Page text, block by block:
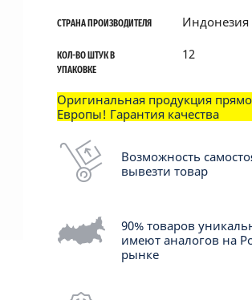
СТРАНА ПРОИЗВОДИТЕЛЯ Индонезия
КОЛ-ВО ШТУК В
УПАКОВКЕ
12
Оригинальная продукция
Европы! Гарантия качества
Возможность
вывезти товар
90% товаров
имеют аналогов на
рынке